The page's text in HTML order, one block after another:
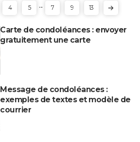
4 5 ... 7 9 13
Carte de condoléances : envoyer
gratuitement une carte
Message de condoléances :
exemples de textes et modèle de
courrier